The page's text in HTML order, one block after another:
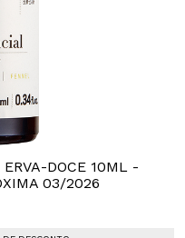
DOCE 10ML -
03/2026